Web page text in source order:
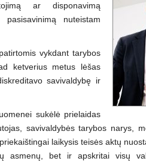
ar disponavimą
nuteistam
vykdant tarybos
ketverius metus lėšas
savivaldybę ir
sukėlė prielaidas
savivaldybės tarybos narys,
laikysis teisės aktų
asmenų, bet ir apskritai visų